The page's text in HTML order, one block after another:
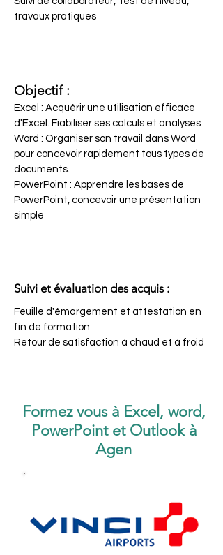
travaux pratiques
Objectif :
Excel : Acquérir une utilisation efficace
d'Excel. Fiabiliser ses calculs et analyses
Word : Organiser son travail dans Word
pour concevoir rapidement tous types de
documents.
PowerPoint : Apprendre les bases de
PowerPoint, concevoir une présentation
simple
Suivi et évaluation des acquis :
Feuille d'émargement et attestation en
fin de formation
Retour de satisfaction à chaud et à froid
Formez vous à Excel, word,
PowerPoint et Outlook à
Agen